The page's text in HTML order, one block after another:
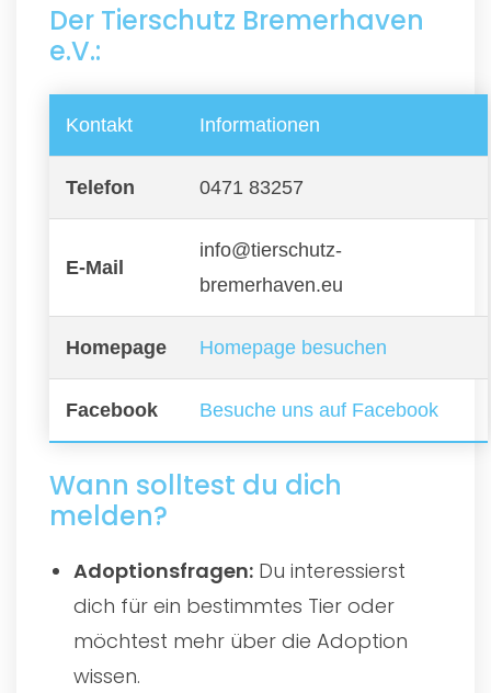
Der Tierschutz Bremerhaven
e.V.:
Kontakt Informationen
Telefon 0471 83257
E-Mail
info@tierschutz-
bremerhaven.eu
Homepage Homepage besuchen
Facebook Besuche uns auf Facebook
Wann solltest du dich
melden?
Adoptionsfragen: Du interessierst
dich für ein bestimmtes Tier oder
möchtest mehr über die Adoption
wissen.